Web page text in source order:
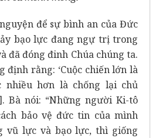
để sự bình an của Đức
bạo lực đang ngự trị trong
đã đóng đinh Chúa chúng ta.
định rằng: ‘Cuộc chiến lớn là
nhiều hơn là chống lại chủ
. Bà nói: “Những người Ki-tô
bảo vệ đức tin của mình
vũ lực và bạo lực, thì giống